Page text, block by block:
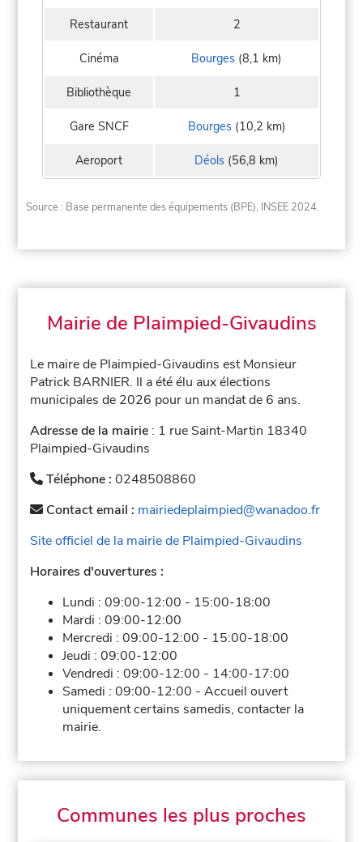
Restaurant 2
Cinéma Bourges (8,1 km)
Bibliothèque 1
Gare SNCF Bourges(10,2 km)
Aeroport Déols (56,8 km)
Source : Base permanente des équipements (BPE), INSEE 2024.
Mairie de Plaimpied-Givaudins
Le maire de Plaimpied-Givaudins est Monsieur
Patrick BARNIER. Il a été élu aux élections
municipales de 2026 pour un mandat de 6 ans.
Adresse de la mairie : 1 rue Saint-Martin 18340
Plaimpied-Givaudins
Téléphone :0248508860
Contact email : mairiedeplaimpied@wanadoo.fr
Site officiel de la mairie de Plaimpied-Givaudins
Horaires d'ouvertures :
Lundi :09:00-12:00 - 15:00-18:00
Mardi :09:00-12:00
Mercredi :09:00-12:00 - 15:00-18:00
Jeudi :09:00-12:00
Vendredi :09:00-12:00 - 14:00-17:00
Samedi :09:00-12:00 -Accueil ouvert
uniquement certains samedis, contacter la
mairie.
Communes les plus proches